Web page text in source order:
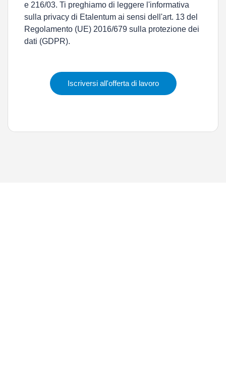
e 216/03. Ti preghiamo di leggere l'informativa
sulla privacy di Etalentum ai sensi dell'art. 13 del
Regolamento (UE) 2016/679 sulla protezione dei
dati (GDPR).
Iscriversi all'offerta di lavoro